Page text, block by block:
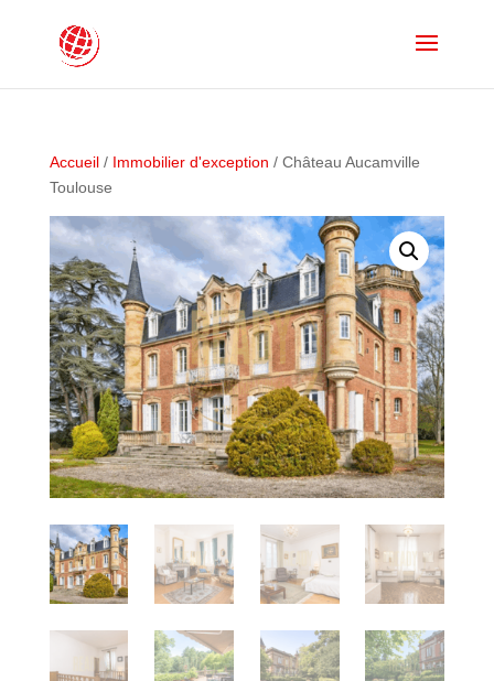
Accueil/ Immobilier d'exception / Château Aucamville
Toulouse